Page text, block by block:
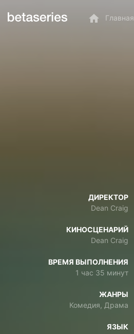
Главная
ДИРЕКТОР
Dean Craig
КИНОСЦЕНАРИЙ
Dean Craig
ВРЕМЯ ВЫПОЛНЕНИЯ
1 час 35 минут
ЖАНРЫ
Комедия, Драма
ЯЗЫК